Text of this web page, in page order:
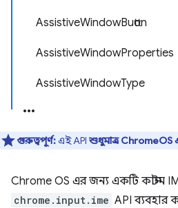
AssistiveWindowButton
AssistiveWindowProperties
AssistiveWindowType
গুরুত্বপূর্ণ:এই API শুধুমাত্র ChromeOS
Chrome OS এর জন্য একটি কাস্টম
chrome.input.ime API ব্যবহার